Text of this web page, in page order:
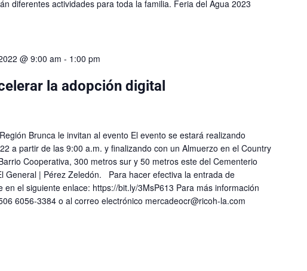
diferentes actividades para toda la familia. Feria del Agua 2023
@ 9:00 am - 1:00 pm
la adopción digital
Brunca le invitan al evento El evento se estará realizando
a partir de las 9:00 a.m. y finalizando con un Almuerzo en el Country
Cooperativa, 300 metros sur y 50 metros este del Cementerio
General | Pérez Zeledón. Para hacer efectiva la entrada de
el siguiente enlace: https://bit.ly/3MsP613 Para más información
6056-3384 o al correo electrónico mercadeocr@ricoh-la.com